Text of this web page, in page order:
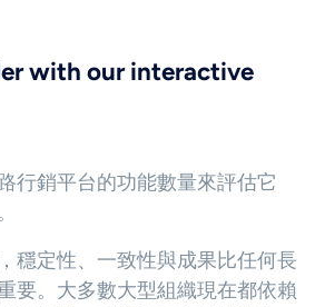
with our interactive
行銷平台的功能數量來評估它
穩定性、一致性與成果比任何長
要。大多數大型組織現在都依賴